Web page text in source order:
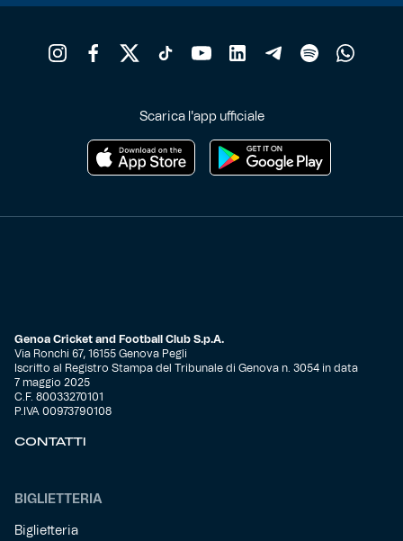
Scarica l'app ufficiale
Genoa Cricket and Football Club S.p.A.
Via Ronchi 67, 16155 Genova Pegli
Iscritto al Registro Stampa del Tribunale di Genova n. 3054 in data
7 maggio 2025
C.F. 80033270101
P.IVA 00973790108
CONTATTI
BIGLIETTERIA
Biglietteria